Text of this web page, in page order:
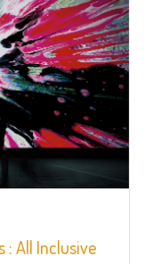
: All Inclusive